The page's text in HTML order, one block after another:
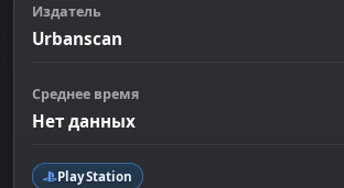
Издатель
Urbanscan
Среднее время
Нет данных
PlayStation